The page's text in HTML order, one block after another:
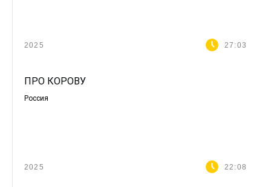
2025 27:03
ПРО КОРОВУ
Россия
2025 22:08